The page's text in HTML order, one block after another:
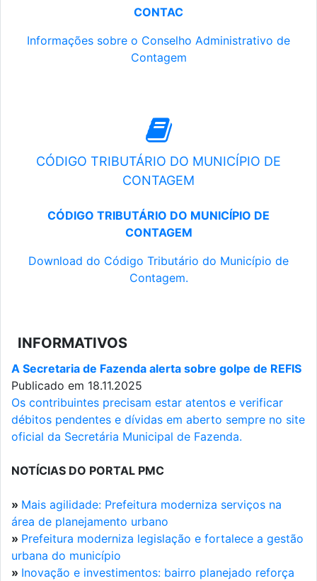
CONTAC
Informações sobre o Conselho Administrativo de
Contagem
CÓDIGO TRIBUTÁRIO DO MUNICÍPIO DE
CONTAGEM
CÓDIGO TRIBUTÁRIO DO MUNICÍPIO DE
CONTAGEM
Download do Código Tributário do Município de
Contagem.
INFORMATIVOS
A Secretaria de Fazenda alerta sobre golpe de REFIS
Publicado em 18.11.2025
Os contribuintes precisam estar atentos e verificar
débitos pendentes e dívidas em aberto sempre no site
oficial da Secretária Municipal de Fazenda.
NOTÍCIAS DO PORTAL PMC
» Mais agilidade: Prefeitura moderniza serviços na
área de planejamento urbano
» Prefeitura moderniza legislação e fortalece a gestão
urbana do município
» Inovação e investimentos: bairro planejado reforça